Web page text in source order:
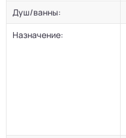
Душ/ванны:
Назначение: